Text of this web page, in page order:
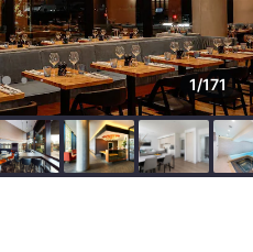
1/171